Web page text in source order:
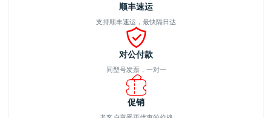
顺丰速运
支持顺丰速运，最快隔日达
对公付款
同型号发票，一对一
促销